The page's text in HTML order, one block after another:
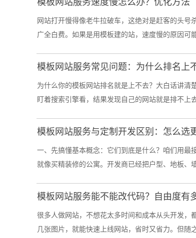
网站打开慢得像老牛拉破车，这绝对是赶客的头
广全白费。如果是用模板建的站，速度慢的原因可
模板网站服务常见问题：为什么排名上
为什么你的模板网站排名就是上不去？大白话讲
盯着搜索引擎看，结果发现自己的网站就是排不上
模板网站服务与定制开发区别：怎么选
一、先搞懂基本概念：它们到底是什么？咱们用最
就像买精装修的公寓。开发商已经把户型、地板、
模板网站服务能不能改代码？自由度有
很多人做网站，不想花太多时间和成本从头开发
几张图片，就能快速上线网站，省时又省力。但随